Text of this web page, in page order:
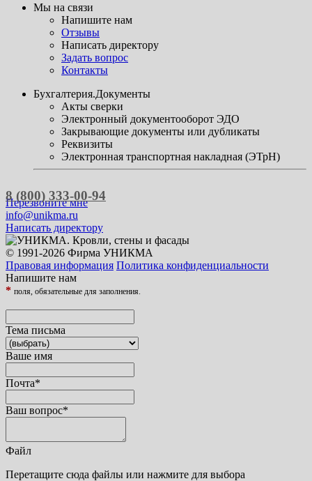
Мы на связи
Напишите нам
Отзывы
Написать директору
Задать вопрос
Контакты
Бухгалтерия.Документы
Акты сверки
Электронный документооборот ЭДО
Закрывающие документы или дубликаты
Реквизиты
Электронная транспортная накладная (ЭТрН)
8 (800) 333-00-94
Перезвоните мне
info@unikma.ru
Написать директору
© 1991-2026 Фирма УНИКМА
Правовая информация Политика конфиденциальности
Напишите нам
* поля, обязательные для заполнения.
Тема письма
Ваше имя
Почта*
Ваш вопрос*
Файл
Перетащите сюда файлы или нажмите для выбора